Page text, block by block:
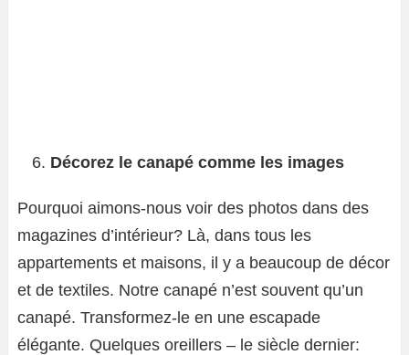
Décorez le canapé comme les images
Pourquoi aimons-nous voir des photos dans des
magazines d’intérieur? Là, dans tous les
appartements et maisons, il y a beaucoup de décor
et de textiles. Notre canapé n’est souvent qu’un
canapé. Transformez-le en une escapade
élégante. Quelques oreillers – le siècle dernier: